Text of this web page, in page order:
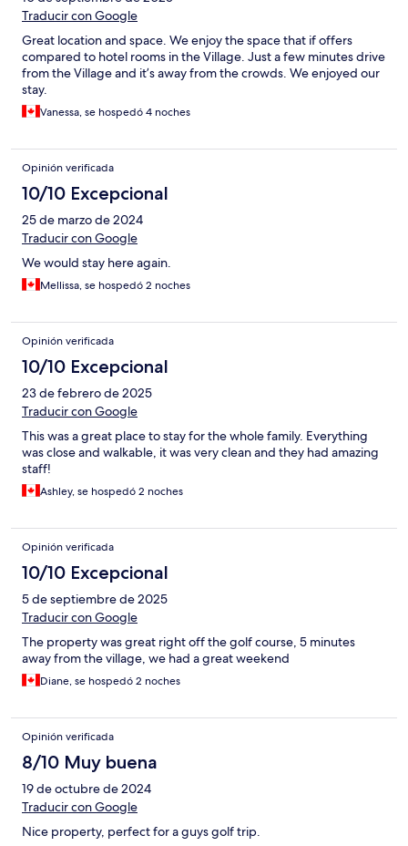
Traducir con Google
Great location and space. We enjoy the space that if offers
compared to hotel rooms in the Village. Just a few minutes drive
from the Village and it’s away from the crowds. We enjoyed our
stay.
Vanessa, se hospedó 4 noches
Opinión verificada
10/10 Excepcional
25 de marzo de 2024
Traducir con Google
We would stay here again.
Mellissa, se hospedó 2 noches
Opinión verificada
10/10 Excepcional
23 de febrero de 2025
Traducir con Google
This was a great place to stay for the whole family. Everything
was close and walkable, it was very clean and they had amazing
staff!
Ashley, se hospedó 2 noches
Opinión verificada
10/10 Excepcional
5 de septiembre de 2025
Traducir con Google
The property was great right off the golf course, 5 minutes
away from the village, we had a great weekend
Diane, se hospedó 2 noches
Opinión verificada
8/10 Muy buena
19 de octubre de 2024
Traducir con Google
Nice property, perfect for a guys golf trip.